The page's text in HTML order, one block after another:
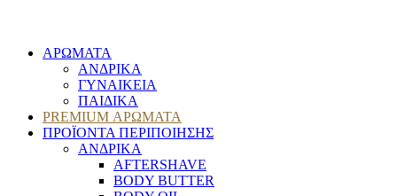
ΑΡΩΜΑΤΑ
ΑΝΔΡΙΚΑ
ΓΥΝΑΙΚΕΙΑ
ΠΑΙΔΙΚΑ
PREMIUM ΑΡΩΜΑΤΑ
ΠΡΟΪΟΝΤΑ ΠΕΡΙΠΟΙΗΣΗΣ
ΑΝΔΡΙΚΑ
AFTERSHAVE
BODY BUTTER